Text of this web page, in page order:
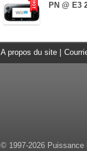
PN @ E3
A propos du site
© 1997-2026 Puissance